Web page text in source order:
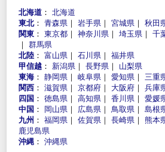
北海道 ： 北海道
東北： 青森県 ｜ 岩手県 ｜ 宮城県 ｜ 秋田
関東 ： 東京都 ｜ 神奈川県 ｜ 埼玉県 ｜ 千
｜ 群馬県
北陸 ： 富山県 ｜ 石川県 ｜ 福井県
甲信越 ： 新潟県 ｜ 長野県 ｜ 山梨県
東海 ： 静岡県 ｜ 岐阜県 ｜ 愛知県 ｜ 三重
関西 ： 滋賀県 ｜ 京都府 ｜ 大阪府 ｜ 兵庫
四国 ： 徳島県 ｜ 高知県 ｜ 香川県 ｜ 愛媛
中国 ： 岡山県 ｜ 広島県 ｜ 鳥取県 ｜ 島根
九州 ： 福岡県 ｜ 佐賀県 ｜ 長崎県 ｜ 熊本
鹿児島県
沖縄 ： 沖縄県